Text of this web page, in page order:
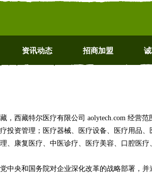
资讯动态 招商加盟
，西藏特尔医疗有限公司 aolytech.com 经营
投资管理；医疗器械、医疗设备、医疗用品
、康复医疗、中医诊疗、医疗美容、口腔医疗
中央和国务院对企业深化改革的战略部署，